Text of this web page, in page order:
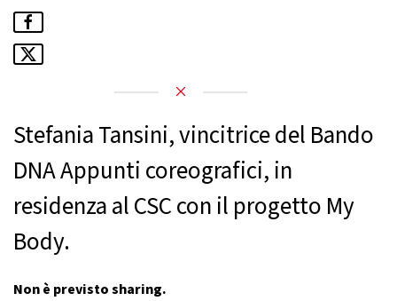
Stefania Tansini, vincitrice del Bando
DNA Appunti coreografici, in
residenza al CSC con il progetto My
Body.
Non è previsto sharing.